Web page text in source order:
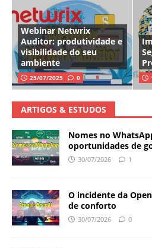
Webinar Netwrix
Auditor: produtividade e
visibilidade do seu
ambiente
25/07/2025 0
ARTIGOS & ESTUDOS
Nomes no
oportunidades de
30/07/2026 1
O incidente da
de conforto
30/07/2026 0